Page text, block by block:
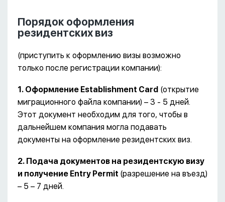
Порядок оформления
резидентских виз
(приступить к оформлению визы возможно
только после регистрации компании):
1. Оформление Establishment Card (открытие
миграционного файла компании) – 3 - 5 дней.
Этот документ необходим для того, чтобы в
дальнейшем компания могла подавать
документы на оформление резидентских виз.
2. Подача документов на резидентскую визу
и получение Entry Permit (разрешение на въезд)
– 5 – 7 дней.